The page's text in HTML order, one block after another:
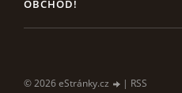
OBCHOD!
© 2026 eStránky.cz | RSS